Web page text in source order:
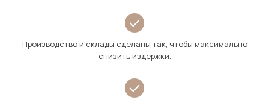
Производство и склады сделаны так, чтобы максимально
снизить издержки.